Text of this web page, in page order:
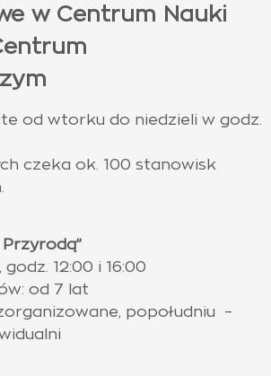
w Centrum Nauki
od wtorku do niedzieli w godz.
czeka ok. 100 stanowisk
Przyrodą”
12:00 i 16:00
od 7 lat
popołudniu –